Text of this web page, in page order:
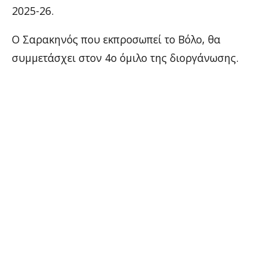
2025-26.
Ο Σαρακηνός που εκπροσωπεί το Βόλο, θα
συμμετάσχει στον 4ο όμιλο της διοργάνωσης.